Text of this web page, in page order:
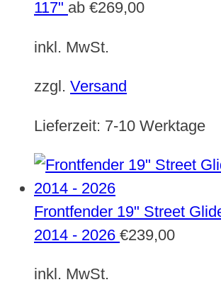
117" ab €269,00
inkl. MwSt.
zzgl. Versand
Lieferzeit: 7-10 Werktage
Frontfender 19" Street
2014 - 2026 €239,00
inkl. MwSt.